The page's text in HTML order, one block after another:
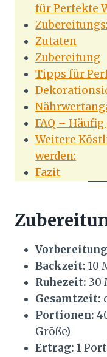
für Perfekte
Zutaten
Zubereitung
Tipps für
FAQ –
Weitere
werden:
Fazit
Backzeit: 10
Ruhezeit: 30
Gesamtzeit:
Portionen:
Größe)
Ertrag: 1